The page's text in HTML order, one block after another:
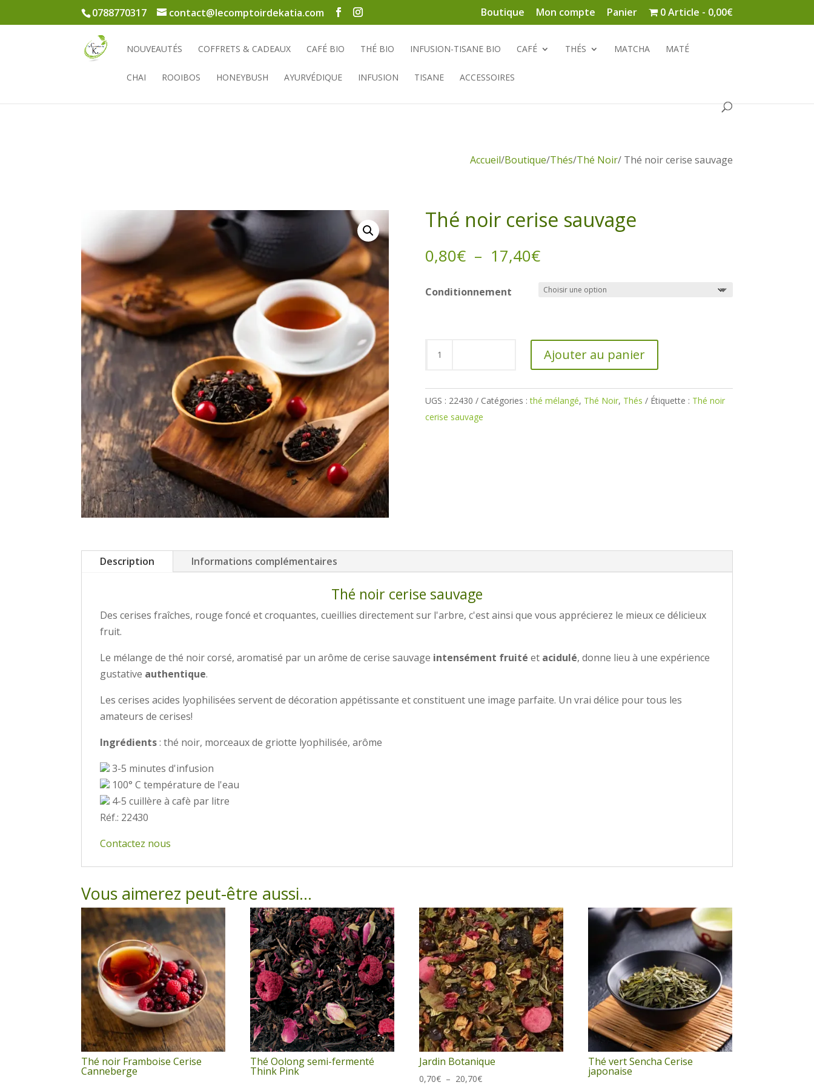
0788770317 contact@lecomptoirdekatia.com Boutique Mon compte Panier 0 Article 0,00€
NOUVEAUTÉS COFFRETS & CADEAUX CAFÉ BIO THÉ BIO INFUSION-TISANE BIO CAFÉ THÉS MATCHA MATÉ
CHAI ROOIBOS HONEYBUSH AYURVÉDIQUE INFUSION TISANE ACCESSOIRES
Accueil/Boutique/Thés/Thé Noir/ Thé noir cerise sauvage
Thé noir cerise sauvage
0,80€ – 17,40€Plage
prix :
17,40€
Conditionnement
noir
cerise
Ajouter au panier
UGS : 22430 Catégories :thé mélangé, Thé Noir, Thés Étiquette : Thé noir
cerise sauvage
Description Informations complémentaires
Thé noir cerise sauvage
Des cerises fraîches, rouge foncé et croquantes, cueillies directement sur l'arbre, c'est ainsi que vous apprécierez le mieux ce délicieux
fruit.
Le mélange de thé noir corsé, aromatisé par un arôme de cerise sauvage intensément fruité et acidulé, donne lieu à une expérience
gustative authentique.
Les cerises acides lyophilisées servent de décoration appétissante et constituent une image parfaite. Un vrai délice pour tous les
amateurs de cerises!
Ingrédients: thé noir, morceaux de griotte lyophilisée, arôme
3-5 minutes d'infusion
100° C température de l'eau
4-5 cuillère à cafè par litre
Réf.: 22430
Contactez nous
Vous aimerez peut-être aussi…
Thé noir Framboise Cerise
Canneberge
Thé Oolong semi-fermenté
Think Pink
Jardin Botanique
0,70€ – 20,70€Plage
Thé vert Sencha Cerise
japonaise